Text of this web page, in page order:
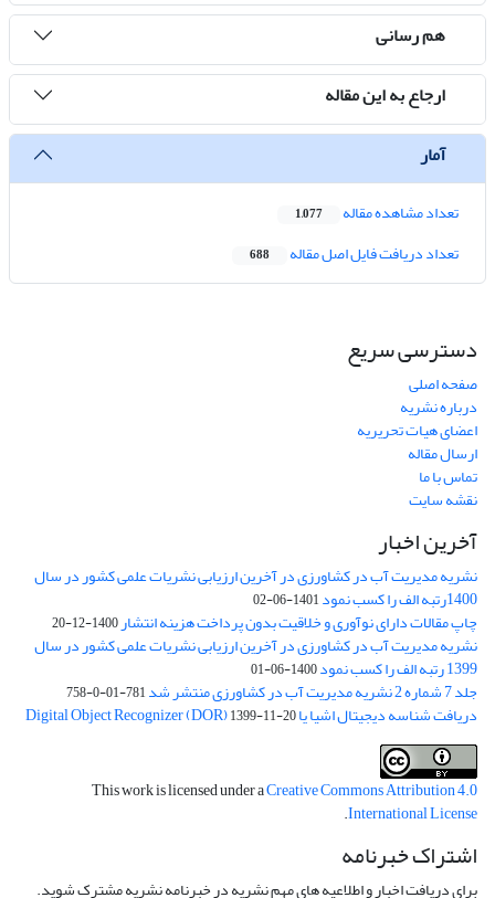
هم رسانی
ارجاع به این مقاله
آمار
تعداد مشاهده مقاله 1,077
تعداد دریافت فایل اصل مقاله 688
دسترسی سریع
صفحه اصلی
درباره نشریه
اعضای هیات تحریریه
ارسال مقاله
تماس با ما
نقشه سایت
آخرین اخبار
نشریه مدیریت آب در کشاورزی در آخرین ارزیابی نشریات علمی کشور در سال
1400رتبه الف را کسب نمود 1401-06-02
چاپ مقالات دارای نوآوری و خلاقیت بدون پرداخت هزینه انتشار1400-12-20
نشریه مدیریت آب در کشاورزی در آخرین ارزیابی نشریات علمی کشور در سال
1399 رتبه الف را کسب نمود 1400-06-01
جلد 7 شماره 2 نشریه مدیریت آب در کشاورزی منتشر شد 781-01-0-758
دریافت شناسه دیجیتال اشیا یا Digital Object Recognizer (DOR)1399-11-20
This work is licensed under aCreative Commons Attribution 4.0
International License
.
اشتراک خبرنامه
برای دریافت اخبار و اطلاعیه های مهم نشریه در خبرنامه نشریه مشترک شوید.